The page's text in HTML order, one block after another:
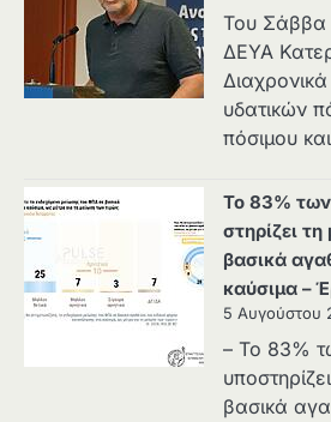
Του Σάββα
ΔΕΥΑ
υδατικών
πόσιμου
Το 83%
στηρίζει
βασικά
καύσιμα –
5 Αυγούστου
– Το 83%
βασικά